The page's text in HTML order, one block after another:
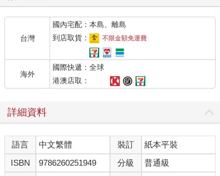
台灣
國內宅配：本島、離島
到店取貨：
不限金額免運費
海外
國際快遞：全球
港澳店取：
詳細資料
語言 中文繁體 裝訂
紙本平裝
ISBN
9786260251949 分級 普通級